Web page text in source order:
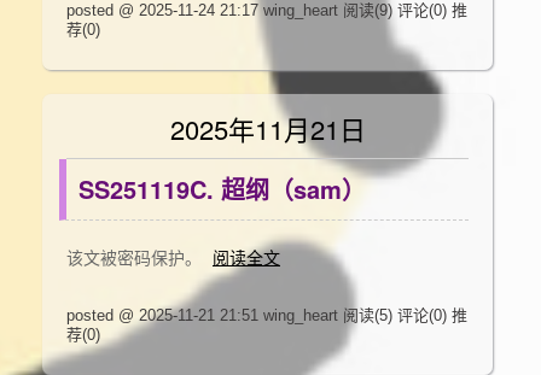
posted @ 2025-11-24 21:17 wing_heart 阅读(9) 评论(0) 推
荐(0)
2025年11月21日
SS251119C. 超纲（sam）
该文被密码保护。 阅读全文
posted @ 2025-11-21 21:51 wing_heart 阅读(5) 评论(0) 推
荐(0)